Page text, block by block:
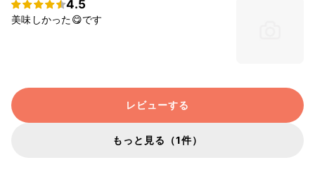
4.5
美味しかった😋です
レビューする
もっと見る（1件）